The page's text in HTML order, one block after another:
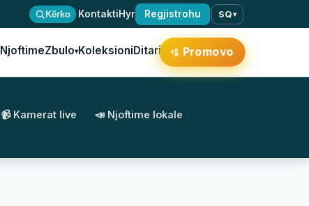
Kërko ·KontaktiHyr Regjistrohu SQ▾
NjoftimeZbulo▾KoleksioniDitari ✨ Promovo
📹 Kamerat live 📣 Njoftime lokale